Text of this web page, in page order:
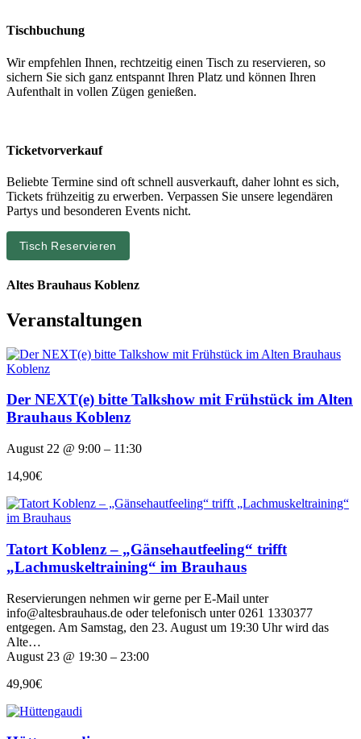
Tischbuchung
Wir empfehlen Ihnen, rechtzeitig einen Tisch zu reservieren, so
sichern Sie sich ganz entspannt Ihren Platz und können Ihren
Aufenthalt in vollen Zügen genießen.
Ticketvorverkauf
Beliebte Termine sind oft schnell ausverkauft, daher lohnt es sich,
Tickets frühzeitig zu erwerben. Verpassen Sie unsere legendären
Partys und besonderen Events nicht.
Tisch Reservieren
Altes Brauhaus Koblenz
Veranstaltungen
Der NEXT(e) bitte Talkshow mit Frühstück im Alten
Brauhaus Koblenz
August 22 @ 9:00 – 11:30
14,90€
Tatort Koblenz – „Gänsehautfeeling“ trifft
„Lachmuskeltraining“ im Brauhaus
Reservierungen nehmen wir gerne per E-Mail unter
info@altesbrauhaus.de oder telefonisch unter 0261 1330377
entgegen. Am Samstag, den 23. August um 19:30 Uhr wird das
Alte…
August 23 @ 19:30 – 23:00
49,90€